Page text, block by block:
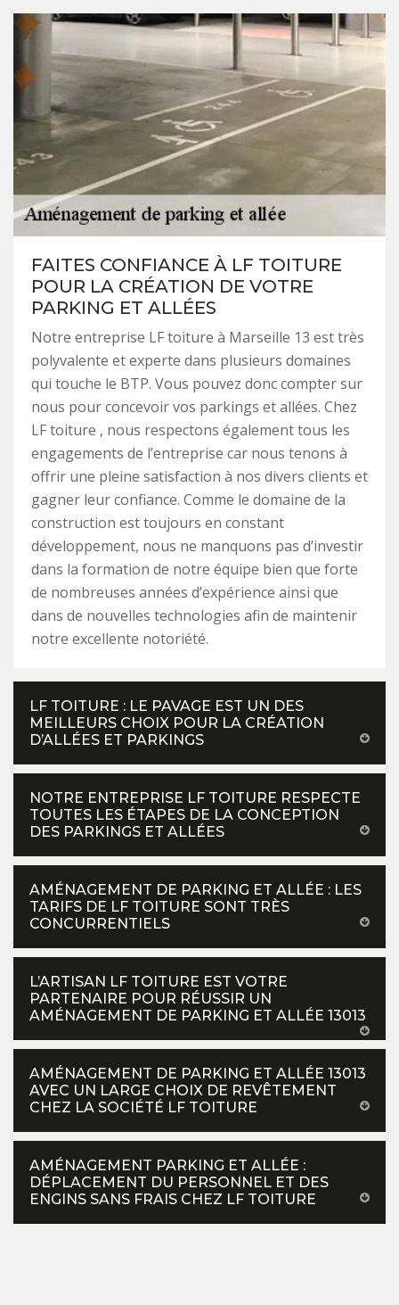
FAITES CONFIANCE À LF TOITURE
POUR LA CRÉATION DE VOTRE
PARKING ET ALLÉES
Notre entreprise LF toiture à Marseille 13 est très
polyvalente et experte dans plusieurs domaines
qui touche le BTP. Vous pouvez donc compter sur
nous pour concevoir vos parkings et allées. Chez
LF toiture , nous respectons également tous les
engagements de l’entreprise car nous tenons à
offrir une pleine satisfaction à nos divers clients et
gagner leur confiance. Comme le domaine de la
construction est toujours en constant
développement, nous ne manquons pas d’investir
dans la formation de notre équipe bien que forte
de nombreuses années d’expérience ainsi que
dans de nouvelles technologies afin de maintenir
notre excellente notoriété.
LF TOITURE : LE PAVAGE EST UN DES
MEILLEURS CHOIX POUR LA CRÉATION
D’ALLÉES ET PARKINGS
NOTRE ENTREPRISE LF TOITURE RESPECTE
TOUTES LES ÉTAPES DE LA CONCEPTION
DES PARKINGS ET ALLÉES
AMÉNAGEMENT DE PARKING ET ALLÉE : LES
TARIFS DE LF TOITURE SONT TRÈS
CONCURRENTIELS
L’ARTISAN LF TOITURE EST VOTRE
PARTENAIRE POUR RÉUSSIR UN
AMÉNAGEMENT DE PARKING ET ALLÉE 13013
AMÉNAGEMENT DE PARKING ET ALLÉE 13013
AVEC UN LARGE CHOIX DE REVÊTEMENT
CHEZ LA SOCIÉTÉ LF TOITURE
AMÉNAGEMENT PARKING ET ALLÉE :
DÉPLACEMENT DU PERSONNEL ET DES
ENGINS SANS FRAIS CHEZ LF TOITURE